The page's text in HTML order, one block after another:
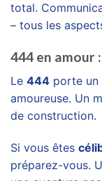
total.
– tous les
444 en amour
Le 444 porte un
amoureuse. Un
de construction.
Si vous êtes
préparez-vous.